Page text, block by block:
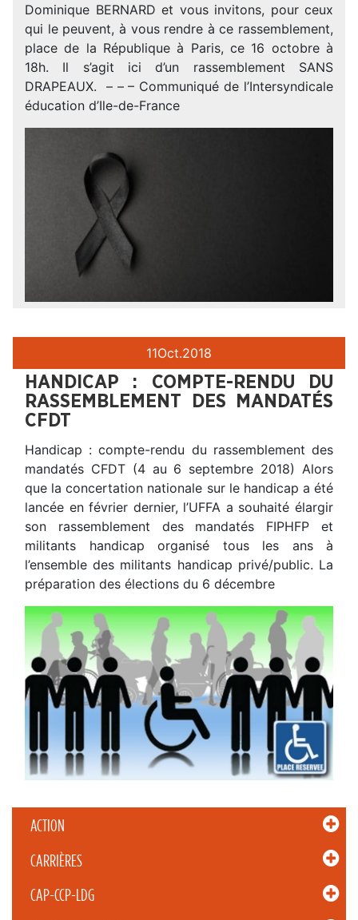
ACTION
CARRIÈRES
CAP-CCP-LDG
Dominique BERNARD et vous invitons, pour ceux
qui le peuvent, à vous rendre à ce rassemblement,
place de la République à Paris, ce 16 octobre à
18h. Il s’agit ici d’un rassemblement SANS
DRAPEAUX. – – – Communiqué de l’Intersyndicale
éducation d’Ile-de-France
11Oct.2018
HANDICAP : COMPTE-RENDU DU
RASSEMBLEMENT DES MANDATÉS
CFDT
Handicap : compte-rendu du rassemblement des
mandatés CFDT (4 au 6 septembre 2018) Alors
que la concertation nationale sur le handicap a été
lancée en février dernier, l’UFFA a souhaité élargir
son rassemblement des mandatés FIPHFP et
militants handicap organisé tous les ans à
l’ensemble des militants handicap privé/public. La
préparation des élections du 6 décembre